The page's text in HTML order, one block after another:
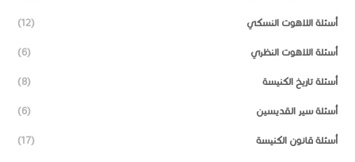
أسئلة اللاهوت النسكي (12)
أسئلة اللاهوت النظري (6)
أسئلة تاريخ الكنيسة (8)
أسئلة سير القديسين (6)
أسئلة قانون الكنيسة (17)